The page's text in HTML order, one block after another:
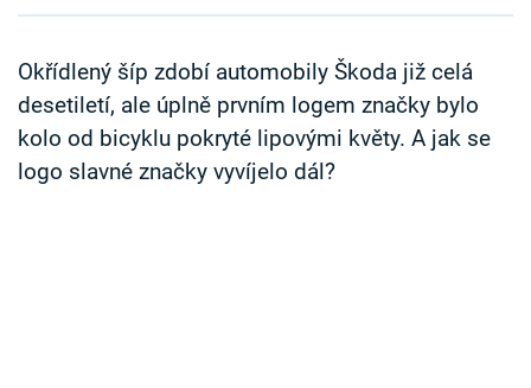
Sledujte nás
Okřídlený šíp zdobí automobily Škoda již celá
desetiletí, ale úplně prvním logem značky bylo
kolo od bicyklu pokryté lipovými květy. A jak se
logo slavné značky vyvíjelo dál?